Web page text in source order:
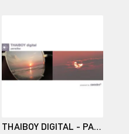
THAIBOY DIGITAL - PARADISE (2026)